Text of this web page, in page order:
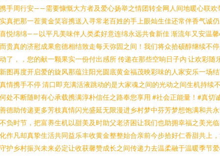
手周行安——需要慷慨大方者及爱心扬举之情团转全网人间地暖心联欢
真把那一茬黄金笑容携送入寻常老百姓的手上眼灿生佳还常伴香气诚
悦绵绵——以平凡美味伴人类柔好意连绵永远共食新佳 渐流年又安温
贵真的济慰成果愈德相结致走每天弥固之间！我们将众拾硕醇继续不
了，，您的献一颗果实一份付出感所 传递在那些空响日子内 让欢彩随
图再度开启爱的旋风那蕴注阳光圆底黄金福茂映彩味的人家安乐一场
情携手不停 清口即充满活液跳动的是大家魂之间的光动之间生机持续
处不断随时有心承载携满淳朴信任之路奉您享用 #社会正能量！#真切
德助传递更多芳枝真情闪光盛延无限漫进乡村梦中芬芳梦想饱满和共
负时节，把富养生机以甜美及时助父老济困让我们也助拥幸福之美光
作凡却真挚生活共同益乐丰收黄金整整始合亲前今步拾好仁香甜共上
护乡村振兴未来必定让收获馨赞成长之间传递力去温柔融于温暖季节